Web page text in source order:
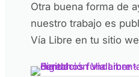
Otra buena forma de
nuestro trabajo es
Vía Libre en tu sitio